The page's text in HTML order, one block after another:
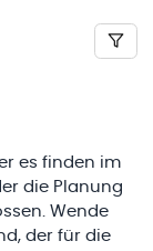
es finden im
die Planung
Wende
der für die